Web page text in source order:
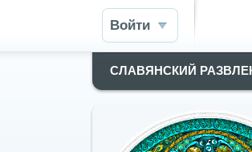
Войти
СЛАВЯНСКИЙ